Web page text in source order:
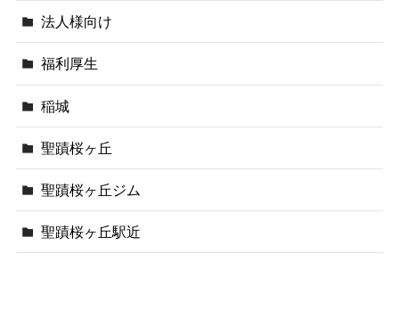
法人様向け
福利厚生
稲城
聖蹟桜ヶ丘
聖蹟桜ヶ丘ジム
聖蹟桜ヶ丘駅近